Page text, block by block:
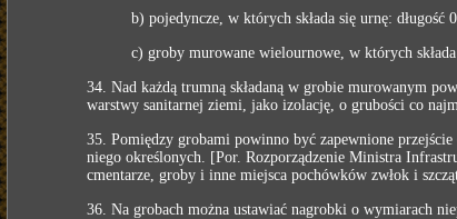
b) pojedyncze, w których składa się urnę: długość
c) groby murowane wielournowe, w których
34. Nad każdą trumną składaną w grobie murowanym
warstwy sanitarnej ziemi, jako izolację, o grubości co
35. Pomiędzy grobami powinno być zapewnione
niego określonych. [Por. Rozporządzenie Ministra
cmentarze, groby i inne miejsca pochówków zwłok i
36. Na grobach można ustawiać nagrobki o wymiarach